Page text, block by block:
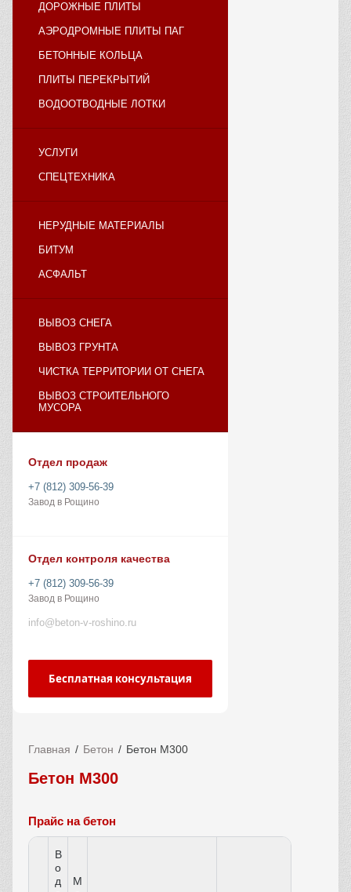
ДОРОЖНЫЕ ПЛИТЫ
АЭРОДРОМНЫЕ ПЛИТЫ ПАГ
БЕТОННЫЕ КОЛЬЦА
ПЛИТЫ ПЕРЕКРЫТИЙ
ВОДООТВОДНЫЕ ЛОТКИ
УСЛУГИ
СПЕЦТЕХНИКА
НЕРУДНЫЕ МАТЕРИАЛЫ
БИТУМ
АСФАЛЬТ
ВЫВОЗ СНЕГА
ВЫВОЗ ГРУНТА
ЧИСТКА ТЕРРИТОРИИ ОТ СНЕГА
ВЫВОЗ СТРОИТЕЛЬНОГО
МУСОРА
Отдел продаж
+7 (812) 309-56-39
Завод в Рощино
Отдел контроля качества
+7 (812) 309-56-39
Завод в Рощино
info@beton-v-roshino.ru
Бесплатная консультация
Главная Бетон Бетон М300
Бетон М300
Прайс на бетон
В
о
д
М